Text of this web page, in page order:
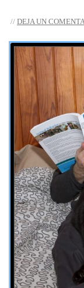
DEJA UN